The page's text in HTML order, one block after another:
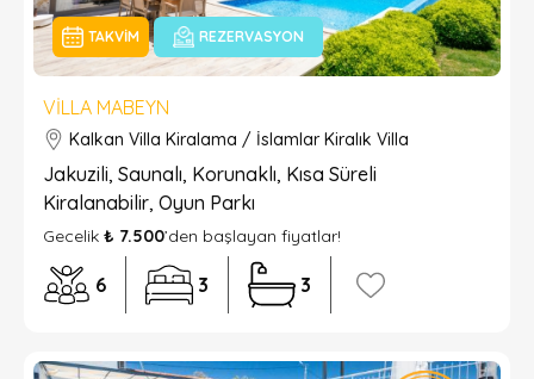
TAKVIM REZERVASYON
VILLA MABEYN
Kalkan Villa Kiralama / İslamlar Kiralık Villa
Jakuzili, Saunalı, Korunaklı, Kısa Süreli
Kiralanabilir, Oyun Parkı
Gecelik ₺ 7.500’den başlayan fiyatlar!
6 3 3